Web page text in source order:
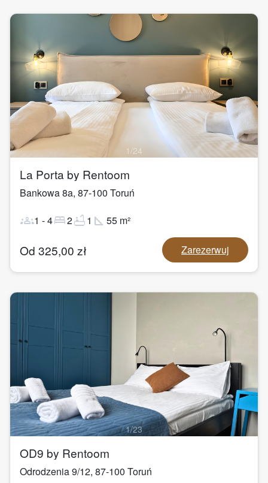
1/24
La Porta by Rentoom
Bankowa 8a, 87-100 Toruń
groups1 -4bed2bathtub1 square_foot 55 m²
Od 325,00 zł Zarezerwuj
1/23
OD9 by Rentoom
Odrodzenia 9/12, 87-100 Toruń